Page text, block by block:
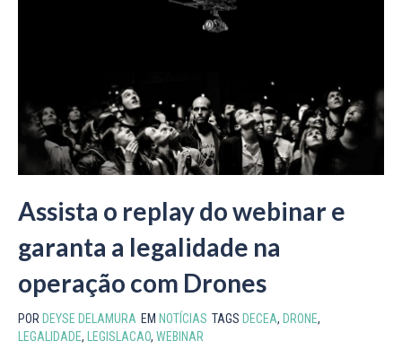
Assista o replay do webinar e
garanta a legalidade na
operação com Drones
POR DEYSE DELAMURA EM NOTÍCIAS TAGS DECEA, DRONE,
LEGALIDADE, LEGISLACAO, WEBINAR